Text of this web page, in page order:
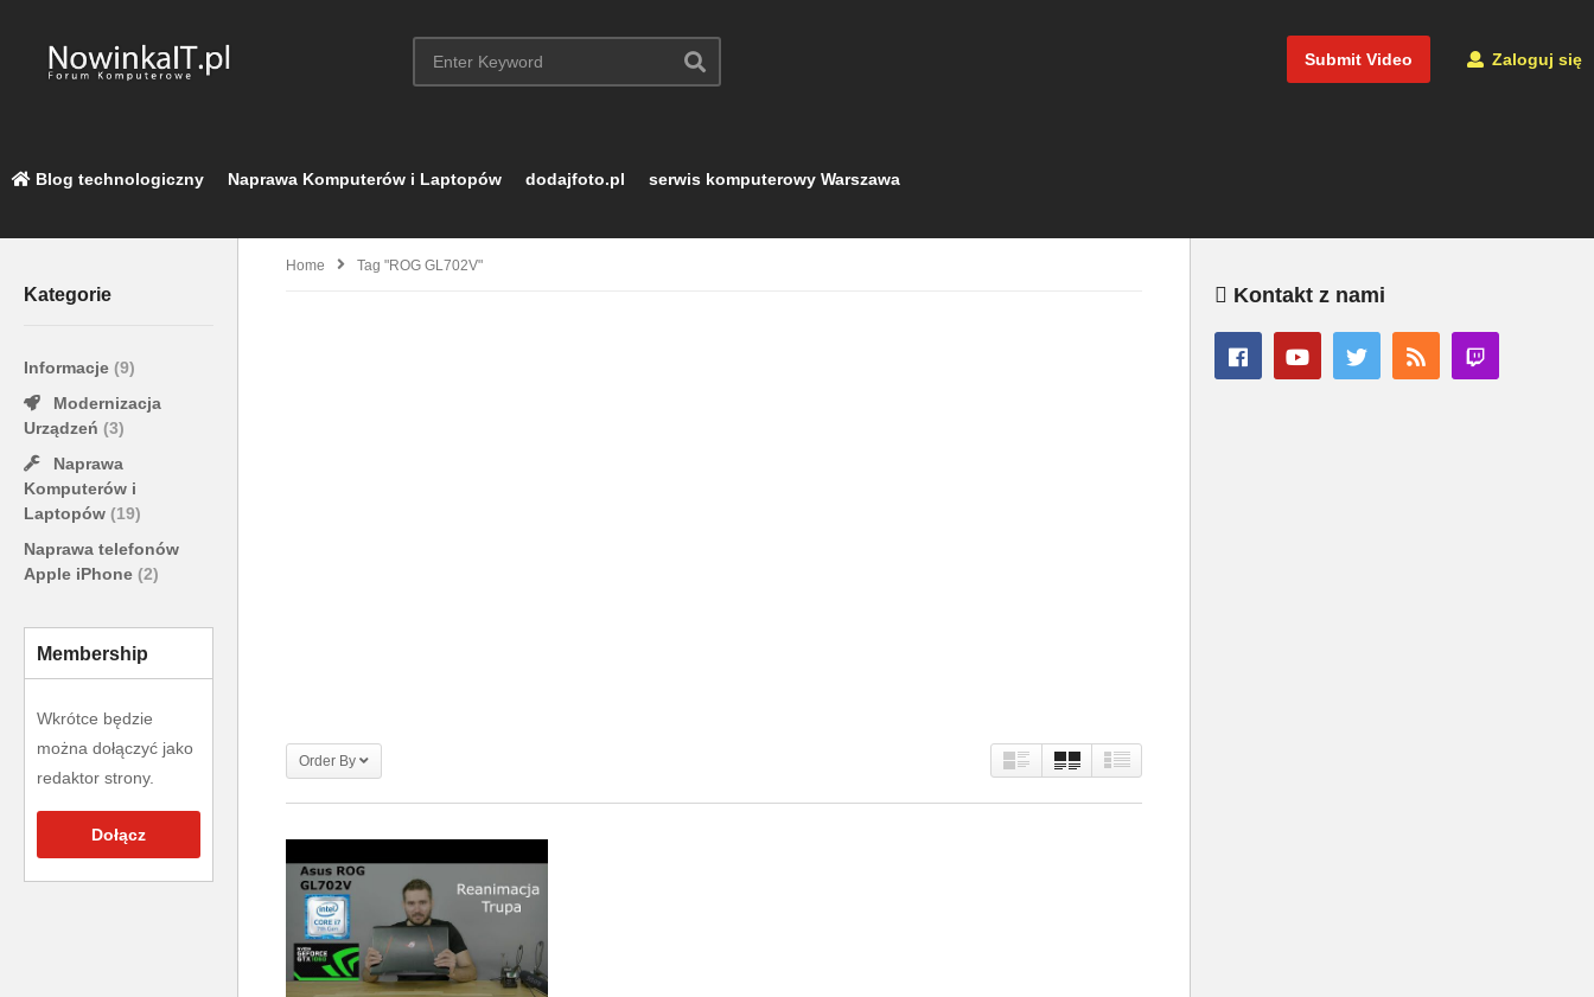
Submit Video Zaloguj się
Blog technologiczny Naprawa Komputerów i Laptopów dodajfoto.pl serwis komputerowy Warszawa
Kategorie
Informacje (9)
Modernizacja
Urządzeń (3)
Naprawa
Komputerów i
Laptopów (19)
Naprawa telefonów
Apple iPhone (2)
Membership
Wkrótce będzie
można dołączyć jako
redaktor strony.
Dołącz
Home Tag "ROG GL702V"
Order By
Kontakt z nami